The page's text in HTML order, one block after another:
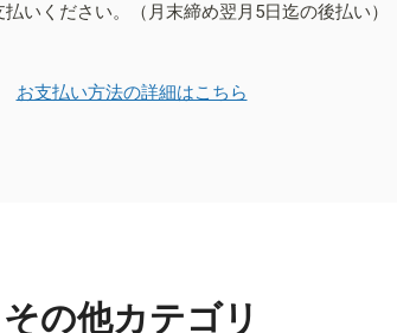
いください。（月末締め翌月5日迄の後払い）
お支払い方法の詳細はこちら
その他カテゴリ